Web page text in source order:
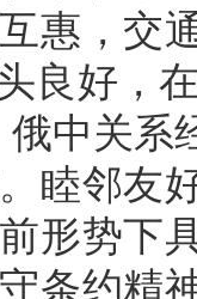
惠，交
良好，
俄中关系
睦邻友
形势下
条约精